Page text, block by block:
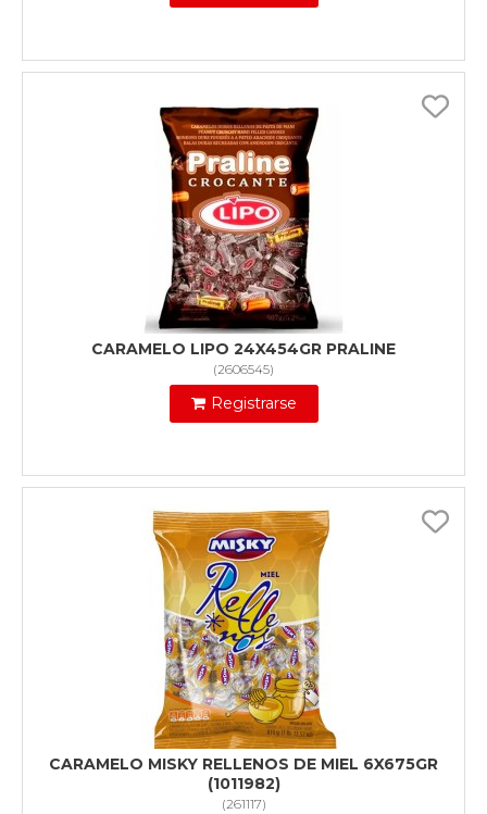
CARAMELO LIPO 24X454GR PRALINE
(2606545)
Registrarse
CARAMELO MISKY RELLENOS DE MIEL 6X675GR
(1011982)
(261117)